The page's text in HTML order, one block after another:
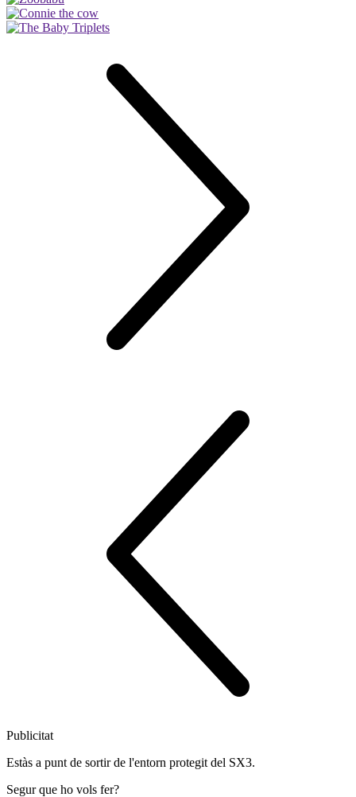
Publicitat
Estàs a punt de sortir de l'entorn protegit del SX3.
Segur que ho vols fer?